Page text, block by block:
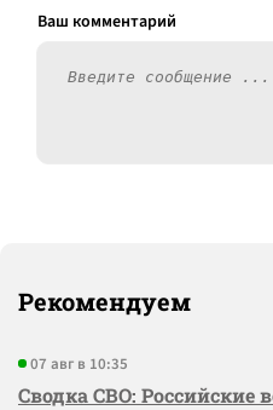
Рекомендуем
07 авг в 10:35
Сводка СВО: Российские